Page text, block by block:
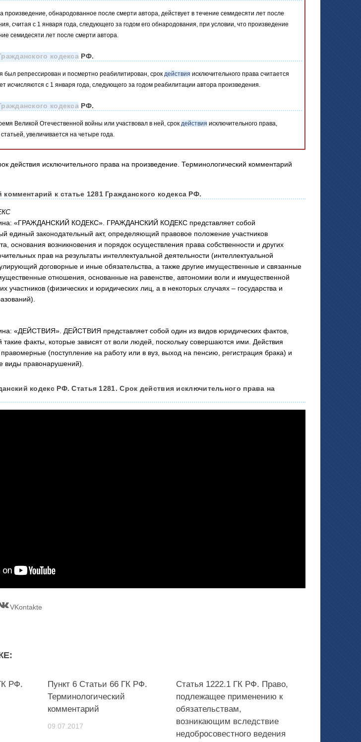
произведение, обнародованное после смерти автора, действует в течение семидесяти лет после
считая с 1 января года, следующего за годом его обнародования, при условии, что произведение
семидесяти лет после смерти автора.
кодекса РФ.
был репрессирован и посмертно реабилитирован, срок действия исключительного права считается
исчисляются с 1 января года, следующего за годом реабилитации автора произведения.
кодекса РФ.
Великой Отечественной войны или участвовал в ней, срок действия исключительного права,
увеличивается на четыре года.
комментарий к статье 1281 Гражданского кодекса РФ.
«ГРАЖДАНСКИЙ КОДЕКС». ГРАЖДАНСКИЙ КОДЕКС представляет собой
единый законодательный акт, определяющий правовое положение участников
основания возникновения и порядок осуществления права собственности и других
прав на результаты интеллектуальной деятельности (интеллектуальной
договорные и иные обязательства, а также другие имущественные и связанные
отношения, основанные на равенстве, автономии воли и имущественной
участников (физических и юридических лиц, а в некоторых случаях – государства и
«ДЕЙСТВИЯ». ДЕЙСТВИЯ представляет собой один из видов юридических фактов,
такие факты, которые зависят от воли людей, поскольку совершаются ими. Действия
(поступление на работу или в вуз, выход на пенсию, регистрация брака) и
виды правонарушений).
кодекс РФ. Статья 1281. Срок действия исключительного права на
VKontakte
РФ.
Пункт 6 Статьи 66 ГК РФ.
Терминологический
комментарий
09.07.2017
Статья 1222.1 ГК РФ. Право,
подлежащее применению к
обязательствам,
возникающим вследствие
недобросовестного ведения